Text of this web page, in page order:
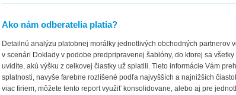
Ako nám odberatelia platia?
Detailnú analýzu platobnej morálky jednotlivých obchodných partnerov
v scenári Doklady v podobe predpripravenej šablóny, do ktorej sa
uvidíte, akú výšku z celkovej čiastky už splatili. Tieto informácie Vám
splatnosti, navyše farebne rozlíšené podľa najvyšších a najnižších
viac firiem, môžete tento report využiť konsolidovane, alebo aj pre